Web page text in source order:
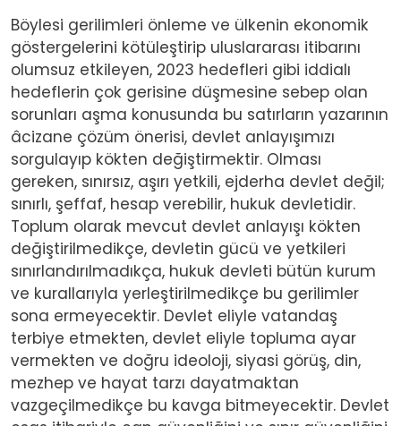
Böylesi gerilimleri önleme ve ülkenin ekonomik
göstergelerini kötüleştirip uluslararası itibarını
olumsuz etkileyen, 2023 hedefleri gibi iddialı
hedeflerin çok gerisine düşmesine sebep olan
sorunları aşma konusunda bu satırların yazarının
âcizane çözüm önerisi, devlet anlayışımızı
sorgulayıp kökten değiştirmektir. Olması
gereken, sınırsız, aşırı yetkili, ejderha devlet değil;
sınırlı, şeffaf, hesap verebilir, hukuk devletidir.
Toplum olarak mevcut devlet anlayışı kökten
değiştirilmedikçe, devletin gücü ve yetkileri
sınırlandırılmadıkça, hukuk devleti bütün kurum
ve kurallarıyla yerleştirilmedikçe bu gerilimler
sona ermeyecektir. Devlet eliyle vatandaş
terbiye etmekten, devlet eliyle topluma ayar
vermekten ve doğru ideoloji, siyasi görüş, din,
mezhep ve hayat tarzı dayatmaktan
vazgeçilmedikçe bu kavga bitmeyecektir. Devlet